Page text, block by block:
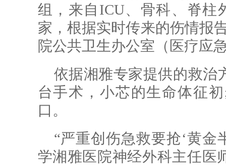
组，来自ICU、骨科、脊柱
家，根据实时传来的伤情报
院公共卫生办公室（医疗应
依据湘雅专家提供的救治
台手术，小芯的生命体征
口。
“严重创伤急救要抢‘黄金
学湘雅医院神经外科主任医